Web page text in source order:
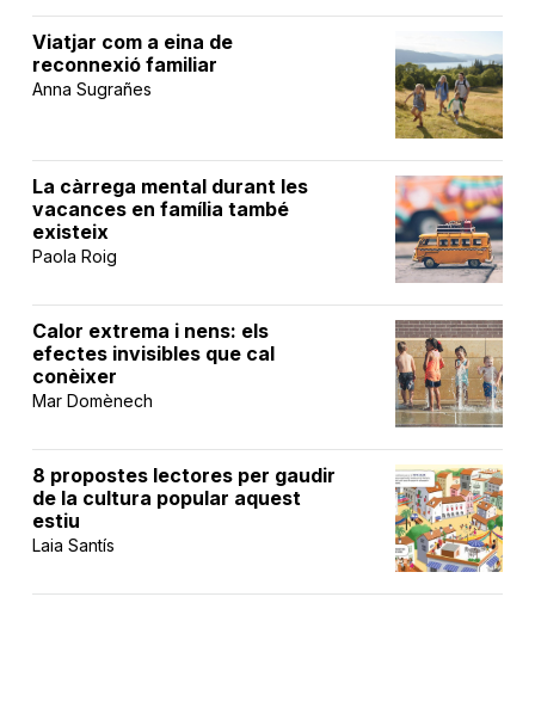
Viatjar com a eina de
reconnexió familiar
Anna Sugrañes
La càrrega mental durant les
vacances en família també
existeix
Paola Roig
Calor extrema i nens: els
efectes invisibles que cal
conèixer
Mar Domènech
8 propostes lectores per gaudir
de la cultura popular aquest
estiu
Laia Santís